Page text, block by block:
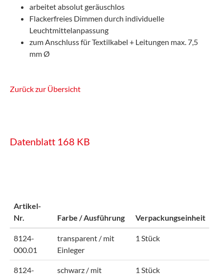
arbeitet absolut geräuschlos
Flackerfreies Dimmen durch individuelle
Leuchtmittelanpassung
zum Anschluss für Textilkabel + Leitungen max. 7,5
mm Ø
Zurück zur Übersicht
Datenblatt 168 KB
Artikel-
Nr.
Farbe / Ausführung Verpackungseinheit
8124-
000.01
transparent / mit
Einleger
1 Stück
8124-
schwarz / mit
1 Stück